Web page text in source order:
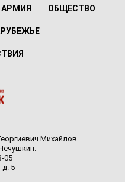
АРМИЯ ОБЩЕСТВО
Михайлов
05
д. 5